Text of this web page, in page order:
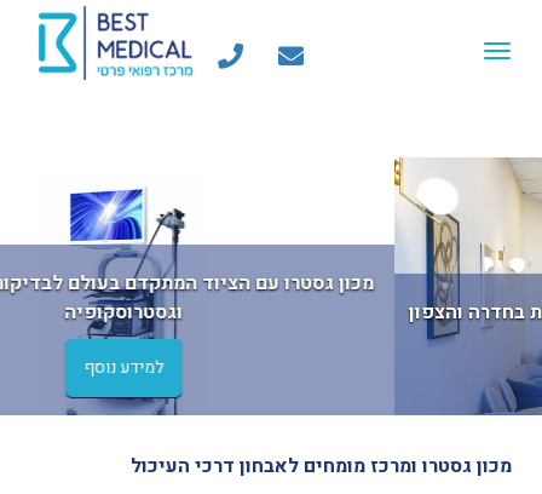
Toggle
המרכז לבריאות האישה - רפואת נשים מתקדמת בחדרה והצפון
Next
מכון גסטרו ומרכז מומחים לאבחון דרכי העיכול